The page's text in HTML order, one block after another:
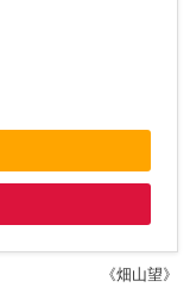
《畑山望》